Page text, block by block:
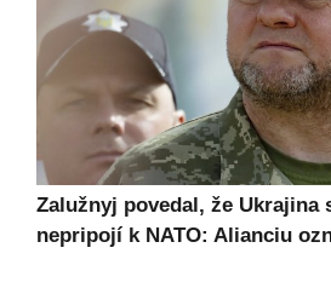
Zalužnyj povedal, že Ukrajina
nepripojí k NATO: Alianciu